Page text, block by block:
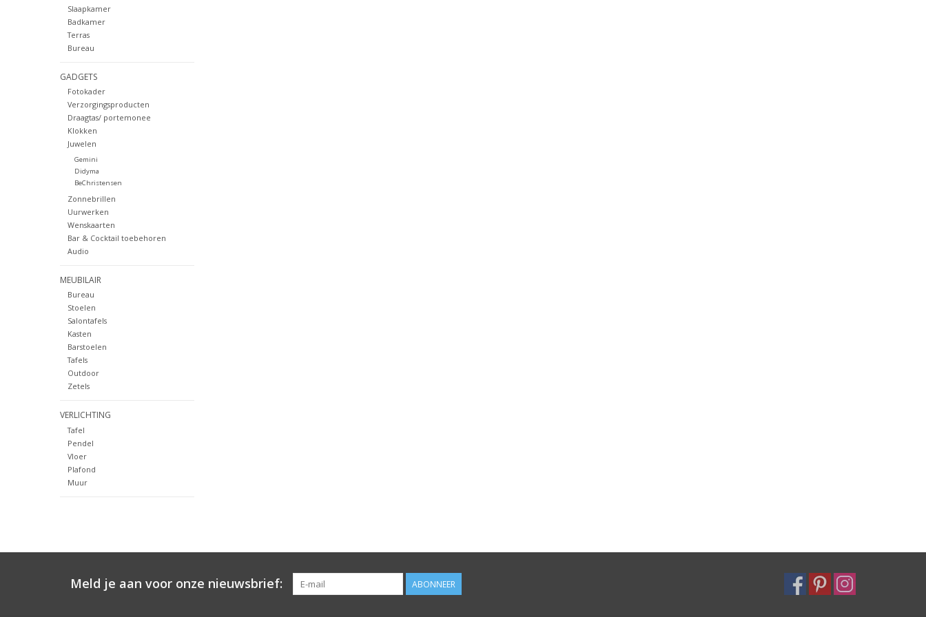
Slaapkamer
Badkamer
Terras
Bureau
GADGETS
Fotokader
Verzorgingsproducten
Draagtas/ portemonee
Klokken
Juwelen
Gemini
Didyma
BeChristensen
Zonnebrillen
Uurwerken
Wenskaarten
Bar & Cocktail toebehoren
Audio
MEUBILAIR
Bureau
Stoelen
Salontafels
Kasten
Barstoelen
Tafels
Outdoor
Zetels
VERLICHTING
Tafel
Pendel
Vloer
Plafond
Muur
Meld je aan voor onze nieuwsbrief: ABONNEER